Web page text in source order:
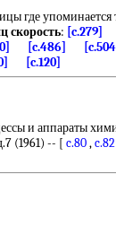
где упоминается
скорость: [c.279]
[c.486]
[c.120]
и аппараты
(1961) -- [ c.80,c.82